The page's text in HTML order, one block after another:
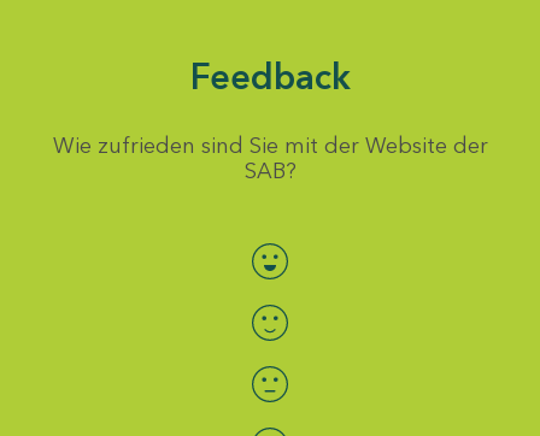
Feedback
Wie zufrieden sind Sie mit der Website der
SAB?
Bewertung auswählen